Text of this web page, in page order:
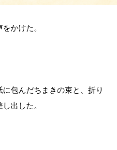
かけた。
包んだちまきの束と、折り
出した。